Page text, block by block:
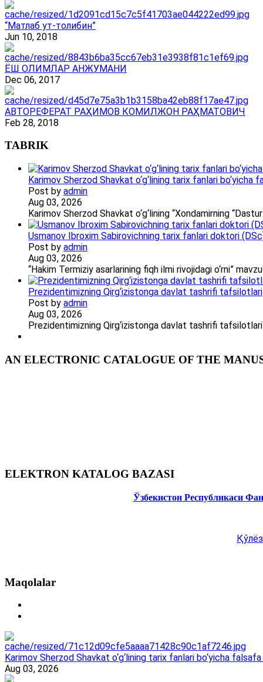
“Матлаб ут-толибин”
Jun 10, 2018
ЁШ ОЛИМЛАР АНЖУМАНИ
Dec 06, 2017
АВТОРЕФЕРАТ РАҲИМОВ КОМИЛЖОН РАҲМАТОВИЧ
Feb 28, 2018
TABRIK
Karimov Sherzod Shavkat o‘g‘lining tarix fanlari
Post by admin
Aug 03, 2026
Karimov Sherzod Shavkat o‘g‘lining “Xondamirning
Usmanov Ibroxim Sabirovichning tarix fanlari doktori
Post by admin
Aug 03, 2026
“Hakim Termiziy asarlarining fiqh ilmi rivojidagi o‘rni”
Prezidentimizning Qirg‘izistonga davlat tashrifi tafsilotlari
Post by admin
Aug 03, 2026
Prezidentimizning Qirg‘izistonga davlat tashrifi
AN ELECTRONIC CATALOGUE OF THE
ELEKTRON KATALOG BAZASI
Ўзбекистон Республикаси
Maqolalar
Karimov Sherzod Shavkat o‘g‘lining tarix fanlari bo‘yicha
Aug 03, 2026